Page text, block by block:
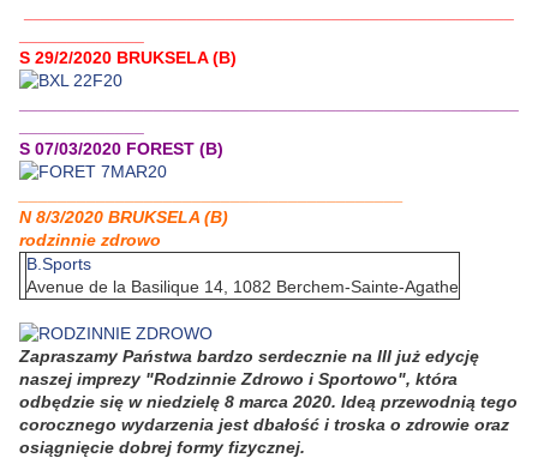
S 29/2/2020 BRUKSELA (B)
S 07/03/2020 FOREST (B)
N 8/3/2020 BRUKSELA (B)
rodzinnie zdrowo
B.Sports
Avenue de la Basilique 14, 1082 Berchem-Sainte-Agathe
Zapraszamy Państwa bardzo serdecznie na III już edycję
naszej imprezy "Rodzinnie Zdrowo i Sportowo", która
odbędzie się w niedzielę 8 marca 2020. Ideą przewodnią tego
corocznego wydarzenia jest dbałość i troska o zdrowie oraz
osiągnięcie dobrej formy fizycznej.